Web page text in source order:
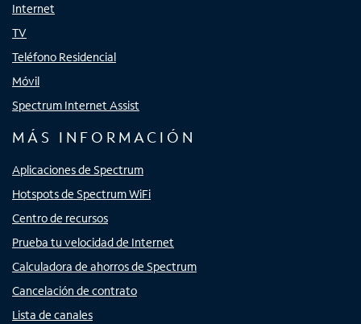
Internet
TV
Teléfono Residencial
Móvil
Spectrum Internet Assist
MÁS INFORMACIÓN
Aplicaciones de Spectrum
Hotspots de Spectrum WiFi
Centro de recursos
Prueba tu velocidad de Internet
Calculadora de ahorros de Spectrum
Cancelación de contrato
Lista de canales